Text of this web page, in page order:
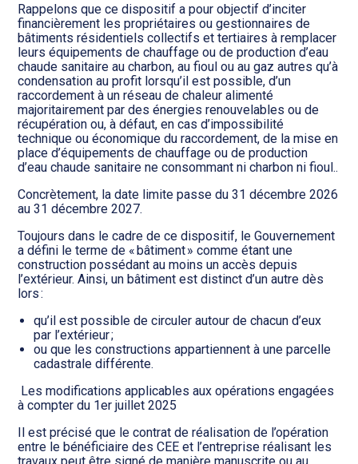
Rappelons que ce dispositif a pour objectif d’inciter
financièrement les propriétaires ou gestionnaires de
bâtiments résidentiels collectifs et tertiaires à remplacer
leurs équipements de chauffage ou de production d’eau
chaude sanitaire au charbon, au fioul ou au gaz autres qu’à
condensation au profit lorsqu’il est possible, d’un
raccordement à un réseau de chaleur alimenté
majoritairement par des énergies renouvelables ou de
récupération ou, à défaut, en cas d’impossibilité
technique ou économique du raccordement, de la mise en
place d’équipements de chauffage ou de production
d’eau chaude sanitaire ne consommant ni charbon ni fioul..
Concrètement, la date limite passe du 31 décembre 2026
au 31 décembre 2027.
Toujours dans le cadre de ce dispositif, le Gouvernement
a défini le terme de « bâtiment » comme étant une
construction possédant au moins un accès depuis
l’extérieur. Ainsi, un bâtiment est distinct d’un autre dès
lors :
qu’il est possible de circuler autour de chacun d’eux
par l’extérieur ;
ou que les constructions appartiennent à une parcelle
cadastrale différente.
Les modifications applicables aux opérations engagées
à compter du 1er juillet 2025
Il est précisé que le contrat de réalisation de l’opération
entre le bénéficiaire des CEE et l’entreprise réalisant les
travaux peut être signé de manière manuscrite ou au